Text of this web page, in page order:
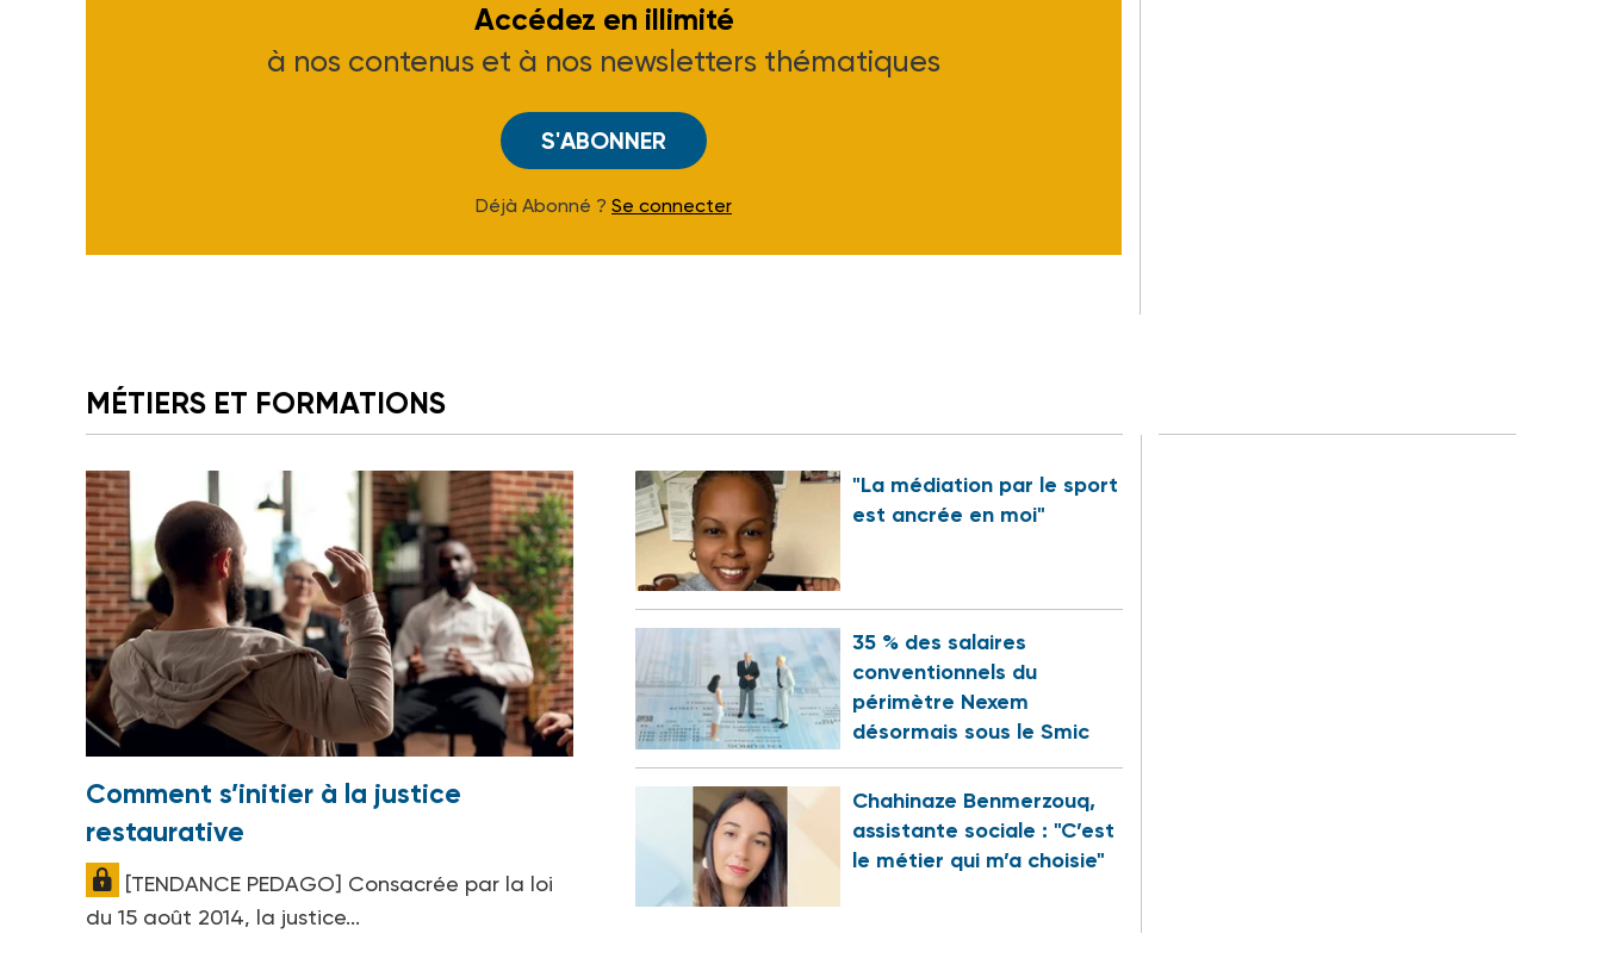
Accédez en illimité
à nos contenus et à nos newsletters thématiques
S'ABONNER
Déjà Abonné ? Se connecter
MÉTIERS ET FORMATIONS
Comment s’initier à la justice
restaurative
[TENDANCE PEDAGO] Consacrée par la loi
du 15 août 2014, la justice...
"La médiation par le sport
est ancrée en moi"
35 % des salaires
conventionnels du
périmètre Nexem
désormais sous le Smic
Chahinaze Benmerzouq,
assistante sociale : "C’est
le métier qui m’a choisie"